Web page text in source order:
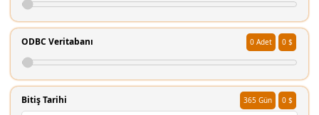
ODBC Veritabanı 0 0 $
Bitiş Tarihi 365 0 $